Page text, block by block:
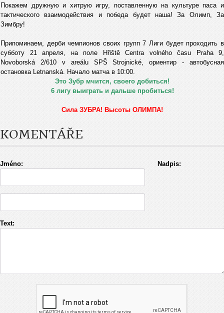
Покажем дружную и хитрую игру, поставленную на культуре паса и
тактического взаимодействия и победа будет наша! За Олимп, За
Зимбру!
Припоминаем, дерби чемпионов своих групп 7 Лиги будет проходить в
субботу 21 апреля, на поле Hřiště Centra volného času Praha 9,
Novoborská 2/610 v areálu SPŠ Strojnické, ориентир - автобусная
остановка Letnanská. Начало матча в 10:00.
Это Зубр мчится, своего добиться!
6 лигу выиграть и дальше пробиться!
Сила ЗУБРА! Высоты ОЛИМПА!
KOMENTÁŘE
Jméno: Nadpis:
Text: